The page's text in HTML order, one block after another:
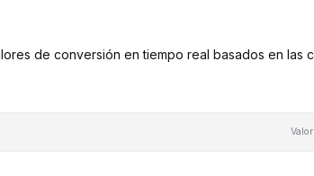
de conversión en tiempo real basados en las